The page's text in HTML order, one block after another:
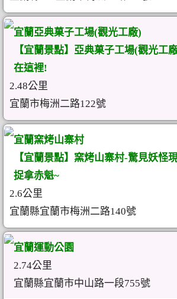
宜蘭亞典菓子工場(觀光工廠)
【宜蘭景點】亞典菓子工場(觀光工
在這裡!
2.48公里
宜蘭市梅洲二路122號
宜蘭窯烤山寨村
【宜蘭景點】窯烤山寨村-驚見妖怪
捉拿赤魁~
2.6公里
宜蘭縣宜蘭市梅洲二路140號
宜蘭運動公園
2.74公里
宜蘭縣宜蘭市中山路一段755號